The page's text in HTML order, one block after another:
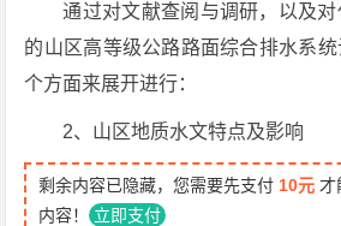
通过对文献查阅与调研，以及
的山区高等级公路路面综合排水系
个方面来展开进行：
2、山区地质水文特点及影响
剩余内容已隐藏，您需要先支付 10元 才
内容！ 立即支付